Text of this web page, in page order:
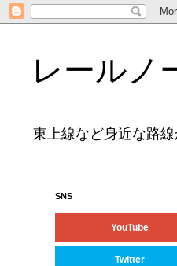
レールノ
東上線など身近な路
SNS
YouTube
Twitter